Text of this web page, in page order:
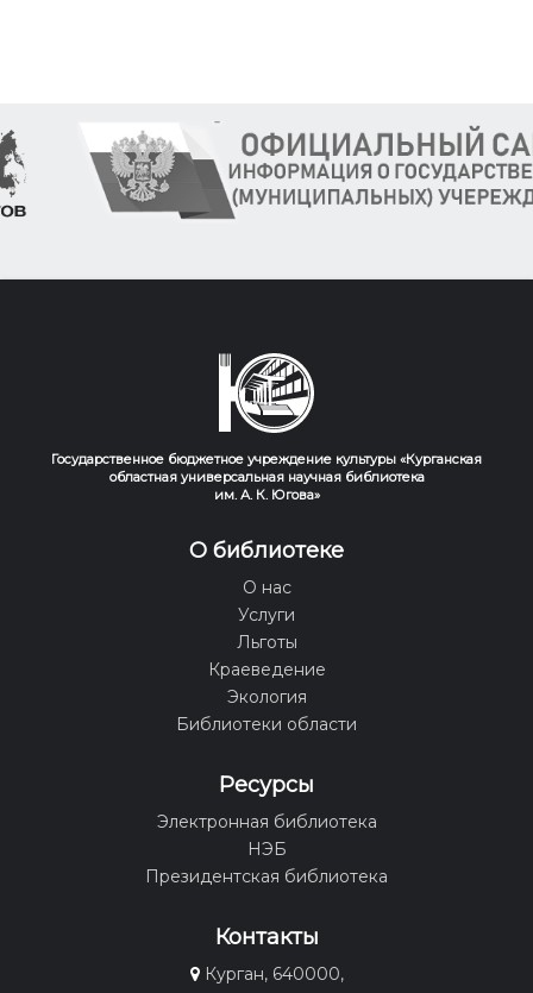
Государственное бюджетное учреждение культуры «Курганская
областная универсальная научная библиотека
им. А. К. Югова»
О библиотеке
О нас
Услуги
Льготы
Краеведение
Экология
Библиотеки области
Ресурсы
Электронная библиотека
НЭБ
Президентская библиотека
Контакты
Курган, 640000,